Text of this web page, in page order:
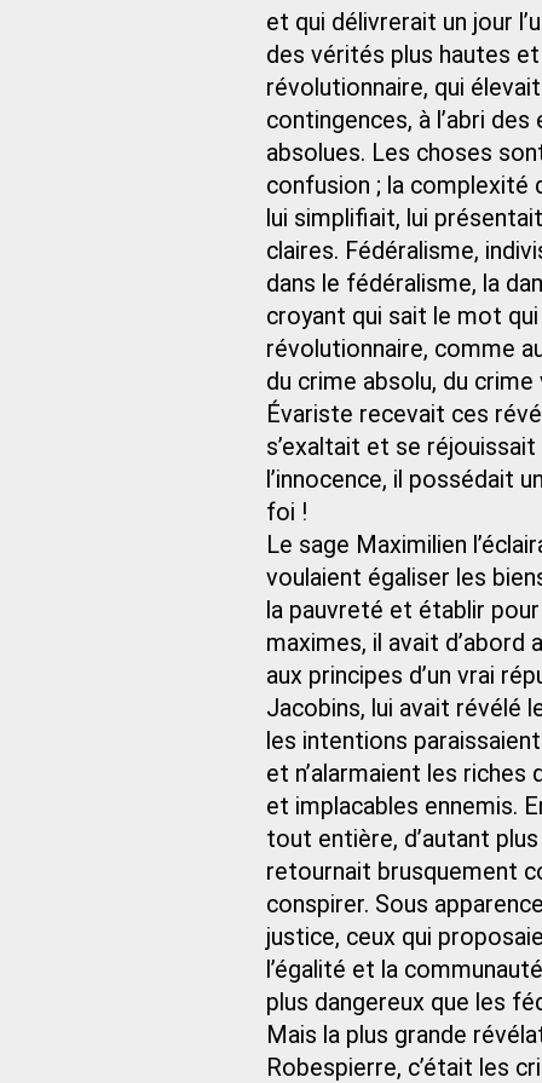
et qui délivrerait un jour
des vérités plus hautes
révolutionnaire, qui
contingences, à l’abri
absolues. Les choses
confusion ; la complexité
lui simplifiait, lui
claires. Fédéralisme,
dans le fédéralisme, la
croyant qui sait le mot
révolutionnaire, comme
du crime absolu, du crime
Évariste recevait ces
s’exaltait et se
l’innocence, il possédait
foi !
Le sage Maximilien
voulaient égaliser les
la pauvreté et établir
maximes, il avait d’abord
aux principes d’un vrai
Jacobins, lui avait révélé
les intentions
et n’alarmaient les
et implacables ennemis.
tout entière, d’autant
retournait brusquement
conspirer. Sous
justice, ceux qui
l’égalité et la
plus dangereux que les
Mais la plus grande
Robespierre, c’était les